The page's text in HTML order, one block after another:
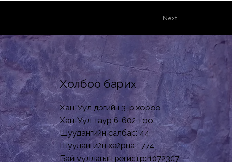
Next
Холбоо барих
Хан-Уул дүүргийн 3-р хороо,
Хан-Уул таур 6-602 тоот
Шуудангийн салбар: 44
Шуудангийн хайрцаг: 774
Байгууллагын регистр: 1072307